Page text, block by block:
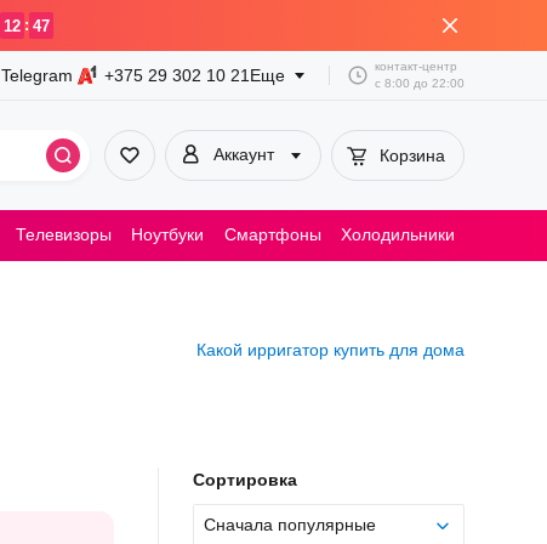
12 : 47
Telegram +375 29 302 10 21 Еще
контакт-центр
с 8:00 до 22:00
Аккаунт Корзина
Телевизоры Ноутбуки Смартфоны Холодильники
Какой ирригатор купить для дома
Сортировка
Сначала популярные